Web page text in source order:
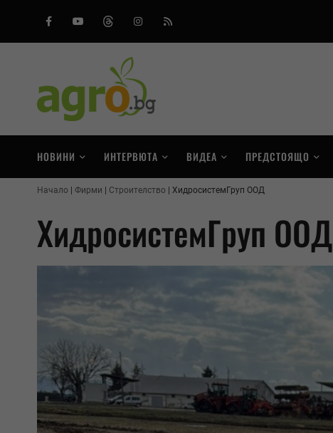
FacebookYoutubeThreadsInstagram
RSS
НОВИНИ ИНТЕРВЮТА ВИДЕА ПРЕДСТОЯЩО
Начало Фирми Строителство ХидросистемГруп ООД
ХидросистемГруп ООД